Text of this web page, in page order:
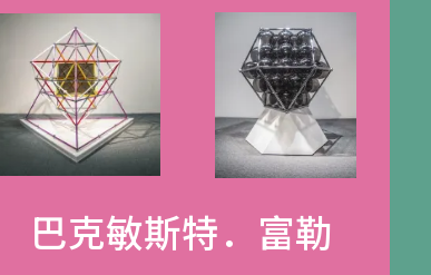
巴克敏斯特．富勒